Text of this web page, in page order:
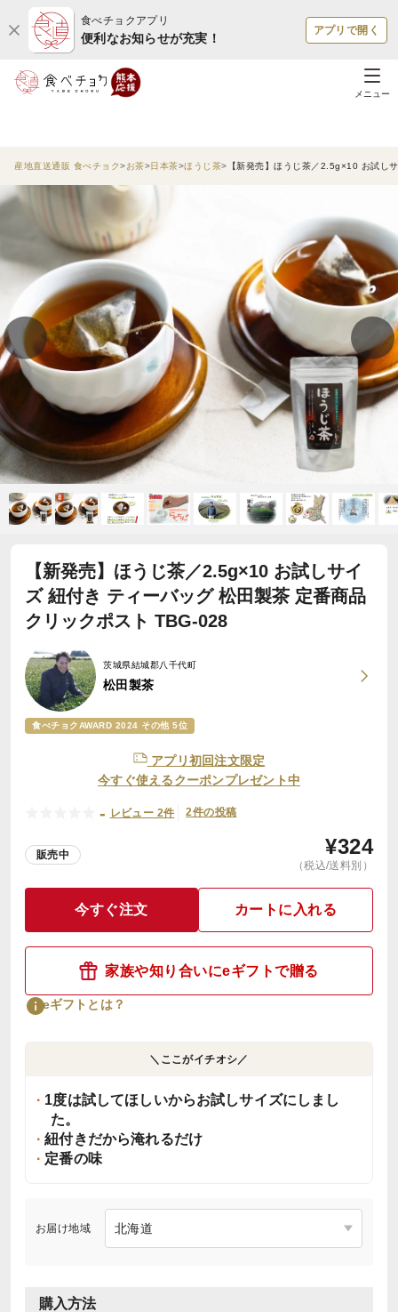
食べチョクアプリ
便利なお知らせが充実！
アプリで開く
メニュー
産地直送通販 食べチョク お茶 日本茶 ほうじ茶 【新発売】ほうじ茶／2.5g×10 お試し
【新発売】ほうじ茶／2.5g×10 お試しサイ
ズ 紐付き ティーバッグ 松田製茶 定番商品
クリックポスト TBG-028
茨城県結城郡八千代町
松田製茶
食べチョクAWARD 2024 その他 5位
アプリ初回注文限定
今すぐ使えるクーポンプレゼント中
- レビュー 2件 2件の投稿
販売中 ¥324
（税込/送料別）
今すぐ注文 カートに入れる
家族や知り合いにeギフトで贈る
eギフトとは？
＼ここがイチオシ／
1度は試してほしいからお試しサイズにしまし
た。
紐付きだから淹れるだけ
定番の味
お届け地域
購入方法